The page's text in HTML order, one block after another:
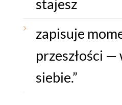
stajesz
zapisuje
przeszłości
siebie.”